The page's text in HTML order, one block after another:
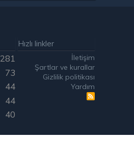
281
73
44
44
40
Hızlı linkler
İletişim
Şartlar ve kurallar
Gizlilik politikası
Yardım
R